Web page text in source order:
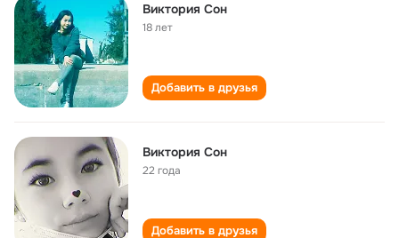
Виктория Сон
18 лет
Добавить в друзья
Виктория Сон
22 года
Добавить в друзья